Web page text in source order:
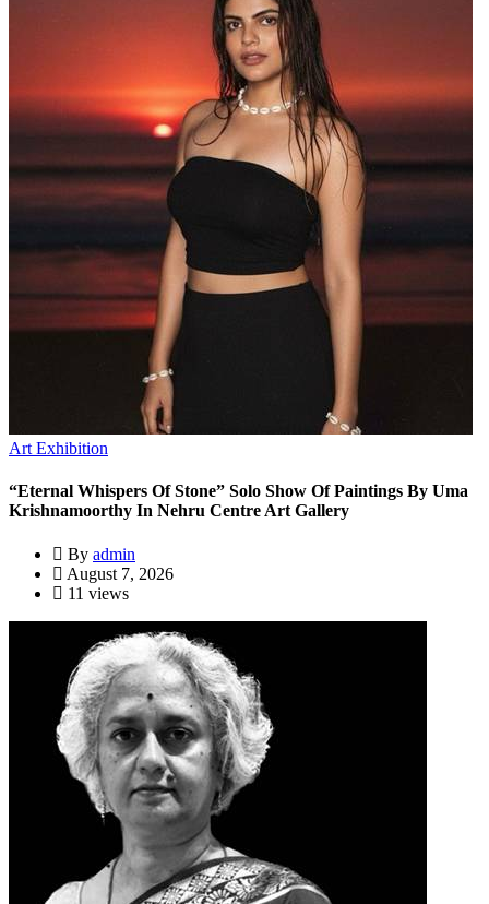
Art Exhibition
“Eternal Whispers Of Stone” Solo Show Of Paintings By Uma
Krishnamoorthy In Nehru Centre Art Gallery
By admin
August 7, 2026
11 views